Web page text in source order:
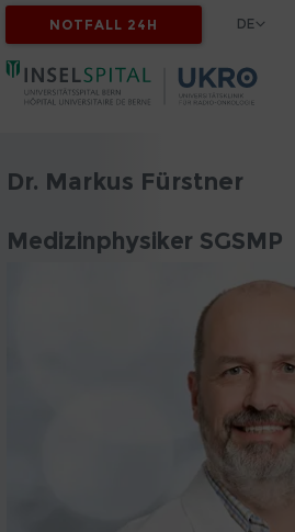
NOTFALL 24H DE
Dr. Markus Fürstner
Medizinphysiker SGSMP